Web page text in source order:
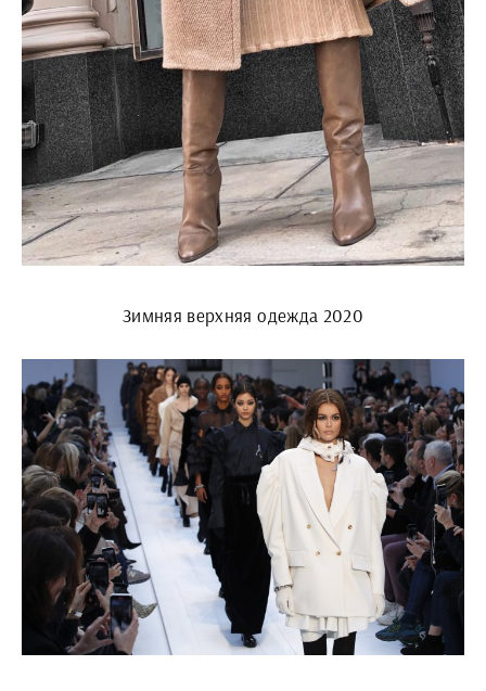
Зимняя верхняя одежда 2020